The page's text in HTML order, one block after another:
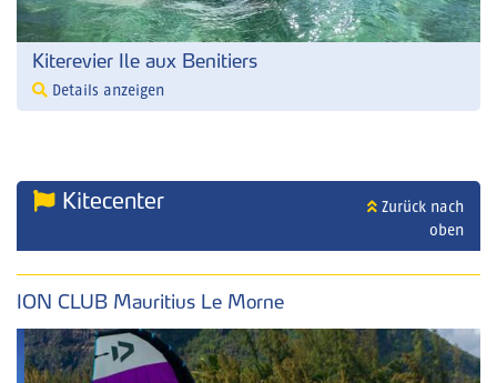
Kiterevier Ile aux Benitiers
Details anzeigen
Kitecenter
Zurück nach
oben
ION CLUB Mauritius Le Morne